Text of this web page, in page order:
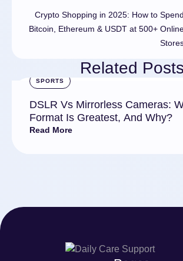
Crypto Shopping in 2025: How to Spend
Bitcoin, Ethereum & USDT at 500+
Related Posts
SPORTS
DSLR Vs Mirrorless Cameras:
Format Is Greatest, And Why?
Read More